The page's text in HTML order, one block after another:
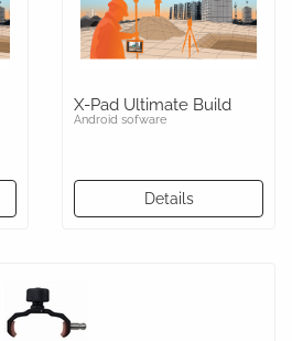
X-Pad Ultimate Build
Android sofware
Details